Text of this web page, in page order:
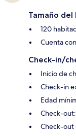
Tamaño del
120
Cuenta
Check-in/
Inicio de
Check-in
Edad
Check-
Check-out